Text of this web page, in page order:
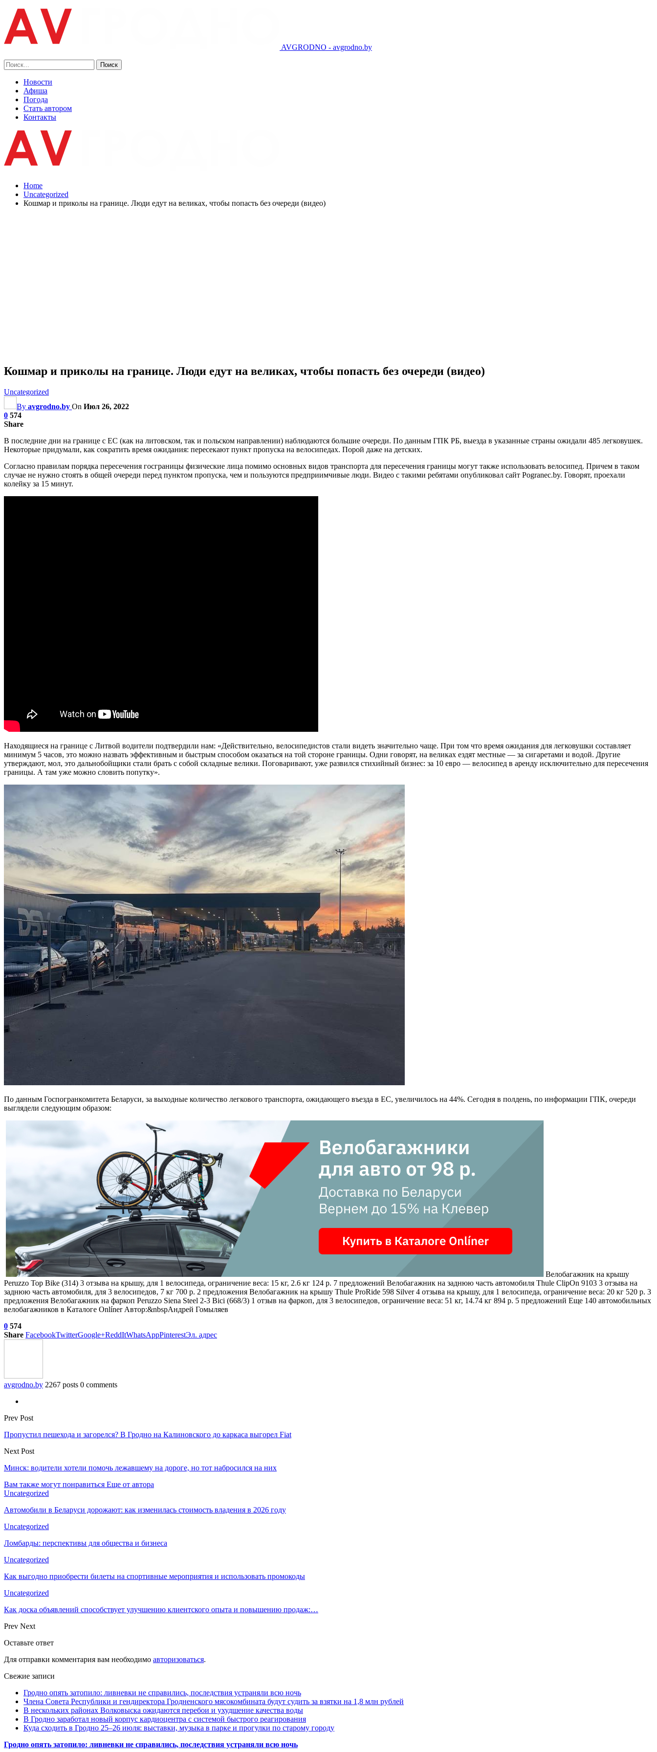
AVGRODNO - avgrodno.by
Новости
Афиша
Погода
Стать автором
Контакты
Home
Uncategorized
Кошмар и приколы на границе. Люди едут на великах, чтобы попасть без очереди (видео)
Кошмар и приколы на границе. Люди едут на великах, чтобы попасть без очереди (видео)
Uncategorized
By avgrodno.by On Июл 26, 2022
0 574
Share
В последние дни на границе с ЕС (как на литовском, так и польском направлении) наблюдаются большие очереди. По данным ГПК РБ, выезда в указанные страны ожидали 485 легковушек.
Некоторые придумали, как сократить время ожидания: пересекают пункт пропуска на велосипедах. Порой даже на детских.
Согласно правилам порядка пересечения госграницы физические лица помимо основных видов транспорта для пересечения границы могут также использовать велосипед. Причем в таком
случае не нужно стоять в общей очереди перед пунктом пропуска, чем и пользуются предприимчивые люди. Видео с такими ребятами опубликовал сайт Pogranec.by. Говорят, проехали
колейку за 15 минут.
Находящиеся на границе с Литвой водители подтвердили нам: «Действительно, велосипедистов стали видеть значительно чаще. При том что время ожидания для легковушки составляет
минимум 5 часов, это можно назвать эффективным и быстрым способом оказаться на той стороне границы. Одни говорят, на великах ездят местные — за сигаретами и водой. Другие
утверждают, мол, это дальнобойщики стали брать с собой складные велики. Поговаривают, уже развился стихийный бизнес: за 10 евро — велосипед в аренду исключительно для пересечения
границы. А там уже можно словить попутку».
По данным Госпогранкомитета Беларуси, за выходные количество легкового транспорта, ожидающего въезда в ЕС, увеличилось на 44%. Сегодня в полдень, по информации ГПК, очереди
выглядели следующим образом:
Велобагажник на крышу
Peruzzo Top Bike (314) 3 отзыва на крышу, для 1 велосипеда, ограничение веса: 15 кг, 2.6 кг 124 р. 7 предложений Велобагажник на заднюю часть автомобиля Thule ClipOn 9103 3 отзыва на
заднюю часть автомобиля, для 3 велосипедов, 7 кг 700 р. 2 предложения Велобагажник на крышу Thule ProRide 598 Silver4 отзыва на крышу, для 1 велосипеда, ограничение веса: 20 кг 520 р. 3
предложения Велобагажник на фаркоп Peruzzo Siena Steel 2-3 Bici (668/3) 1 отзыв на фаркоп, для 3 велосипедов, ограничение веса: 51 кг, 14.74 кг 894 р. 5 предложений Еще 140 автомобильных
велобагажников в Каталоге Onlíner Автор:&nbspАндрей Гомыляев
0 574
Share FacebookTwitterGoogle+ReddItWhatsAppPinterestЭл. адрес
avgrodno.by 2267 posts 0 comments
Prev Post
Пропустил пешехода и загорелся? В Гродно на Калиновского до каркаса выгорел Fiat
Next Post
Минск: водители хотели помочь лежавшему на дороге, но тот набросился на них
Вам также могут понравиться Еще от автора
Uncategorized
Автомобили в Беларуси дорожают: как изменилась стоимость владения в 2026 году
Uncategorized
Ломбарды: перспективы для общества и бизнеса
Uncategorized
Как выгодно приобрести билеты на спортивные мероприятия и использовать промокоды
Uncategorized
Как доска объявлений способствует улучшению клиентского опыта и повышению продаж:…
Prev Next
Оставьте ответ
Для отправки комментария вам необходимо авторизоваться.
Свежие записи
Гродно опять затопило: ливневки не справились, последствия устраняли всю ночь
Члена Совета Республики и гендиректора Гродненского мясокомбината будут судить за взятки на 1,8 млн рублей
В нескольких районах Волковыска ожидаются перебои и ухудшение качества воды
В Гродно заработал новый корпус кардиоцентра с системой быстрого реагирования
Куда сходить в Гродно 25–26 июля: выставки, музыка в парке и прогулки по старому городу
Гродно опять затопило: ливневки не справились, последствия устраняли всю ночь